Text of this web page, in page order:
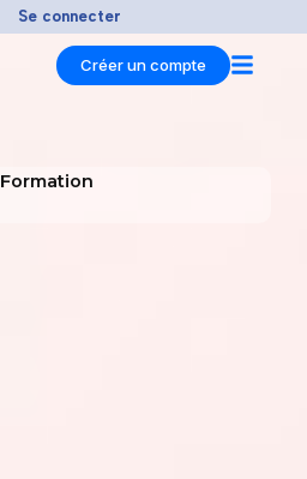
Se connecter
Créer un compte
Formation